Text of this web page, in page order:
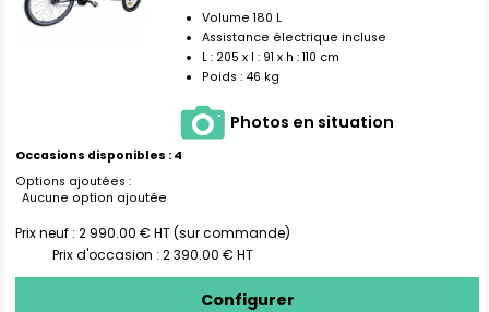
Volume180 L
Assistance électrique incluse
L : 205 x l : 91 x h :110 cm
Poids : 46 kg
Photos en situation
Occasions disponibles : 4
Options ajoutées :
Aucune option ajoutée
Prix neuf :2 990.00 € HT (sur commande)
Prix d'occasion :2 390.00 € HT
Configurer